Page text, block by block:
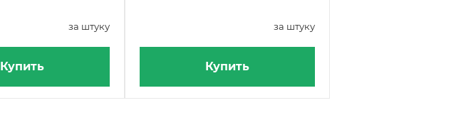
за штуку
Купить
за штуку
Купить